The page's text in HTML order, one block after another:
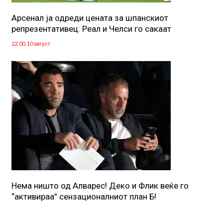
Арсенал ја одреди цената за шпанскиот
репрезентативец: Реал и Челси го сакаат
22:00, 10 август
Нема ништо од Алварес! Деко и Флик веќе го
“активираа” сензационалниот план Б!